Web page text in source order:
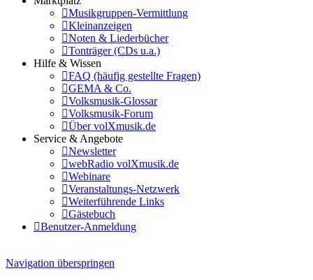
Musikgruppen-Vermittlung
Kleinanzeigen
Noten & Liederbücher
Tonträger (CDs u.a.)
Hilfe & Wissen
FAQ (häufig gestellte Fragen)
GEMA & Co.
Volksmusik-Glossar
Volksmusik-Forum
Über volXmusik.de
Service & Angebote
Newsletter
webRadio volXmusik.de
Webinare
Veranstaltungs-Netzwerk
Weiterführende Links
Gästebuch
Benutzer-Anmeldung
Navigation überspringen